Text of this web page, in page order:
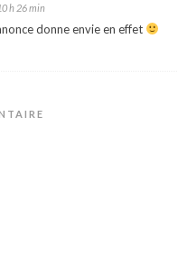
h 26 min
donne envie en effet